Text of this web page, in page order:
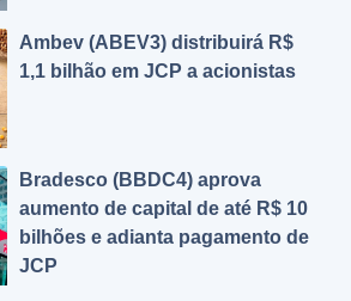
Ambev (ABEV3) distribuirá R$
1,1 bilhão em JCP a acionistas
Bradesco (BBDC4) aprova
aumento de capital de até R$ 10
bilhões e adianta pagamento de
JCP